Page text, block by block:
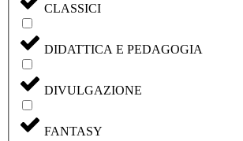
CLASSICI
DIDATTICA E PEDAGOGIA
DIVULGAZIONE
FANTASY